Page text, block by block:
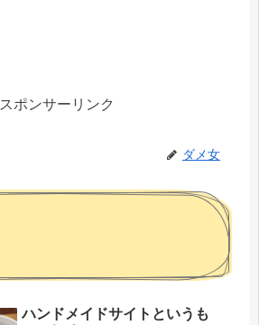
スポンサーリンク
ダメ女
ハンドメイドサイトというも